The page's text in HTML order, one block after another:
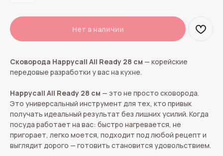
Нет в наличии
Сковорода Happycall All Ready 28 см — корейские
передовые разработки у вас на кухне.
Happycall All Ready 28 см — это не просто сковорода.
Это универсальный инструмент для тех, кто привык
получать идеальный результат без лишних усилий. Когда
посуда работает на вас: быстро нагревается, не
пригорает, легко моется, подходит под любой рецепт и
выглядит дорого — готовить становится удовольствием.